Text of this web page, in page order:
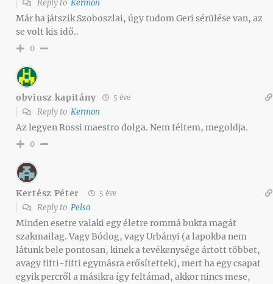
Reply to Kermon
Már ha játszik Szoboszlai, úgy tudom Geri sérülése van, az
se volt kis idő..
0
obviusz kapitány 5 éve
Reply to Kermon
Az legyen Rossi maestro dolga. Nem féltem, megoldja.
0
Kertész Péter 5 éve
Reply to Pelso
Minden esetre valaki egy életre rommá bukta magát
szakmailag. Vagy Bódog, vagy Urbányi (a lapokba nem
látunk bele pontosan, kinek a tevékenysége ártott többet,
avagy fifti-fifti egymásra erősítettek), mert ha egy csapat
egyik percről a másikra így feltámad, akkor nincs mese,